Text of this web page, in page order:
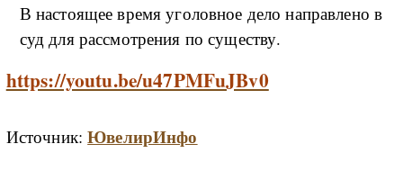
В настоящее время уголовное дело направлено в
суд для рассмотрения по существу.
https://youtu.be/u47PMFuJBv0
Источник:ЮвелирИнфо